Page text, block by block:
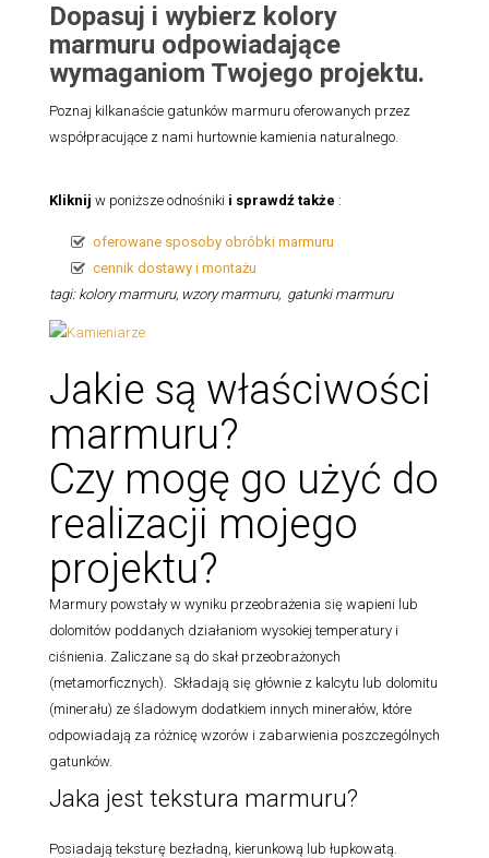
Dopasuj i wybierz kolory
marmuru odpowiadające
wymaganiom Twojego projektu.
Poznaj kilkanaście gatunków marmuru oferowanych przez
współpracujące z nami hurtownie kamienia naturalnego.
Kliknij w poniższe odnośniki i sprawdź także :
oferowane sposoby obróbki marmuru
cennik dostawy i montażu
tagi: kolory marmuru, wzory marmuru, gatunki marmuru
Jakie są właściwości
marmuru?
Czy mogę go użyć do
realizacji mojego
projektu?
Marmury powstały w wyniku przeobrażenia się wapieni lub
dolomitów poddanych działaniom wysokiej temperatury i
ciśnienia. Zaliczane są do skał przeobrażonych
(metamorficznych). Składają się głównie z kalcytu lub dolomitu
(minerału) ze śladowym dodatkiem innych minerałów, które
odpowiadają za różnicę wzorów i zabarwienia poszczególnych
gatunków.
Jaka jest tekstura marmuru?
Posiadają teksturę bezładną, kierunkową lub łupkowatą.